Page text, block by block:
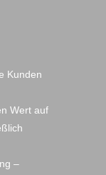
Kunden
Wert auf
–